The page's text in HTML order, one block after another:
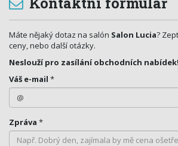
Máte nějaký dotaz na salón Salon Lucia?
ceny, nebo další otázky.
Neslouží pro zasílání obchodních nabídek!
Váš e-mail *
Zpráva *